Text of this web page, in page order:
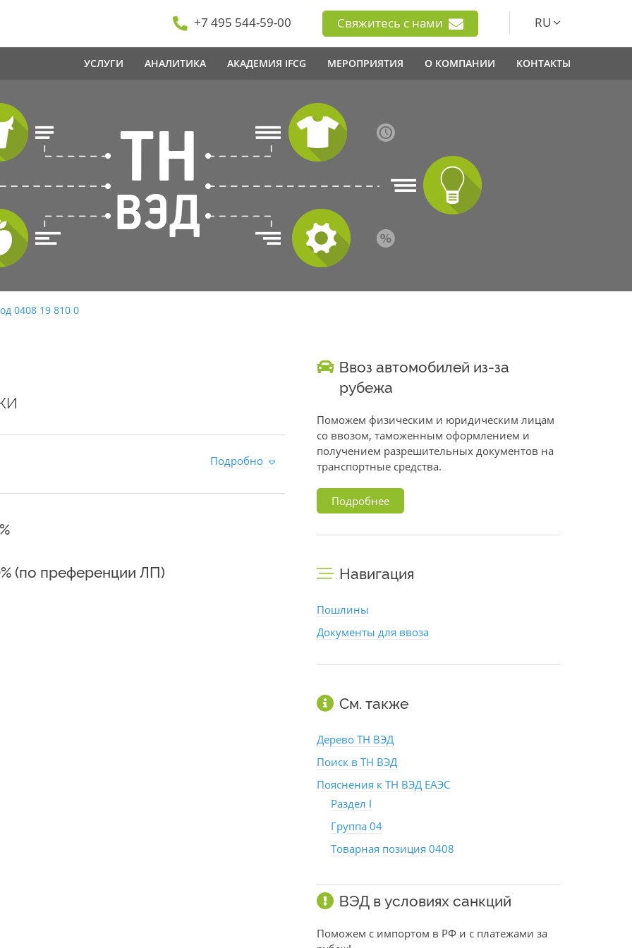
+7 495 544-59-00 Свяжитесь с нами RU
УСЛУГИ АНАЛИТИКА АКАДЕМИЯ IFCG МЕРОПРИЯТИЯ О КОМПАНИИ КОНТАКТЫ
0408 19 810 0
Подробно
(по преференции ЛП)
Ввоз автомобилей из-за
рубежа
Поможем физическим и юридическим лицам
со ввозом, таможенным оформлением и
получением разрешительных документов на
транспортные средства.
Подробнее
Навигация
Пошлины
Документы для ввоза
См. также
Дерево ТН ВЭД
Поиск в ТН ВЭД
Пояснения к ТН ВЭД ЕАЭС
Раздел I
Группа 04
Товарная позиция 0408
ВЭД в условиях санкций
Поможем с импортом в РФ и с платежами за